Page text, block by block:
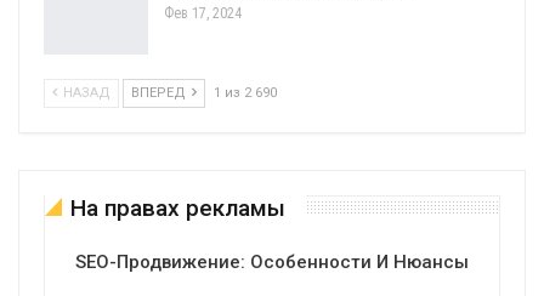
Фев 17, 2024
НАЗАД ВПЕРЕД 1 из 2 690
На правах рекламы
SEO-Продвижение: Особенности И Нюансы